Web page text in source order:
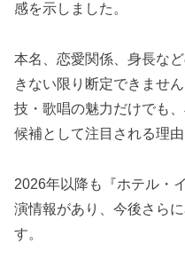
感を示しました。
本名、恋愛関係、身長な
きない限り断定できませ
技・歌唱の魅力だけでも
候補として注目される理
2026年以降も『ホテル・
演情報があり、今後さら
す。